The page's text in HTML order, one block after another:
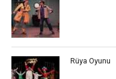
Rüya Oyunu